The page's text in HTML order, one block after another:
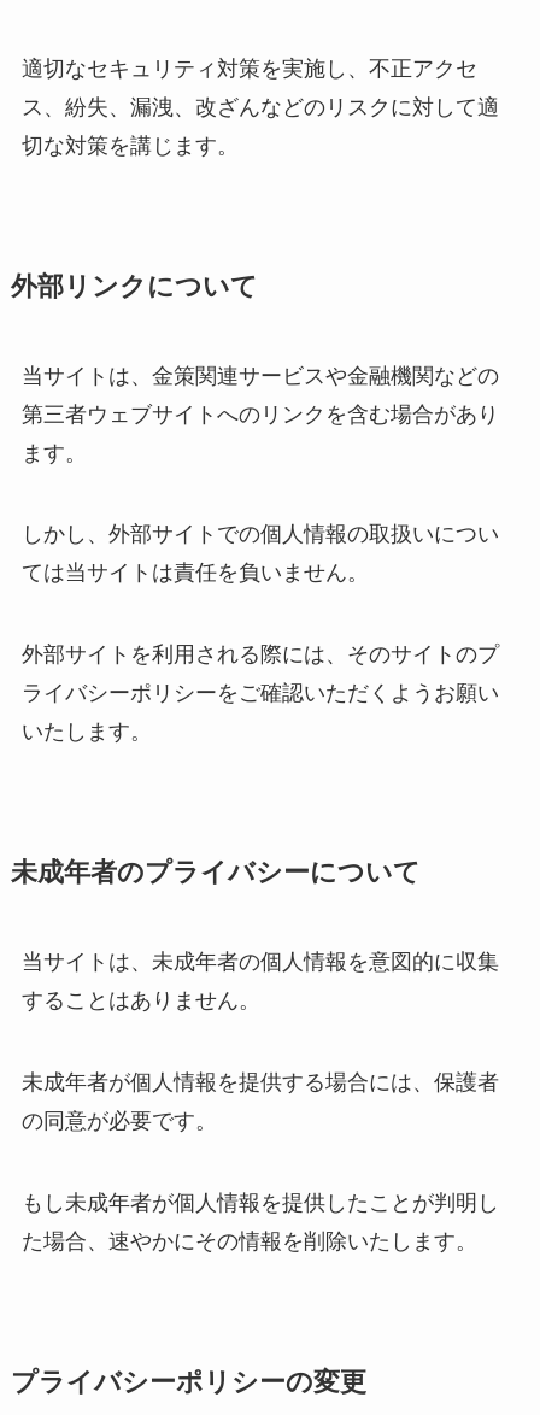
適切なセキュリティ対策を実施し、不正アクセ
ス、紛失、漏洩、改ざんなどのリスクに対して適
切な対策を講じます。
外部リンクについて
当サイトは、金策関連サービスや金融機関などの
第三者ウェブサイトへのリンクを含む場合があり
ます。
しかし、外部サイトでの個人情報の取扱いについ
ては当サイトは責任を負いません。
外部サイトを利用される際には、そのサイトのプ
ライバシーポリシーをご確認いただくようお願い
いたします。
未成年者のプライバシーについて
当サイトは、未成年者の個人情報を意図的に収集
することはありません。
未成年者が個人情報を提供する場合には、保護者
の同意が必要です。
もし未成年者が個人情報を提供したことが判明し
た場合、速やかにその情報を削除いたします。
プライバシーポリシーの変更